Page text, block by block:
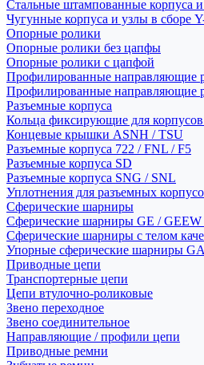
Стальные штампованные корпуса
Чугунные корпуса и узлы в сборе
Опорные ролики
Опорные ролики без цапфы
Опорные ролики с цапфой
Профилированные направляющие
Профилированные направляющие
Разъемные корпуса
Кольца фиксирующие для
Концевые крышки ASNH / TSU
Разъемные корпуса 722 / FNL / F5
Разъемные корпуса SD
Разъемные корпуса SNG / SNL
Уплотнения для разъемных
Сферические шарниры
Сферические шарниры GE /
Сферические шарниры с телом
Упорные сферические шарниры
Приводные цепи
Транспортерные цепи
Цепи втулочно-роликовые
Звено переходное
Звено соединительное
Направляющие / профили цепи
Приводные ремни